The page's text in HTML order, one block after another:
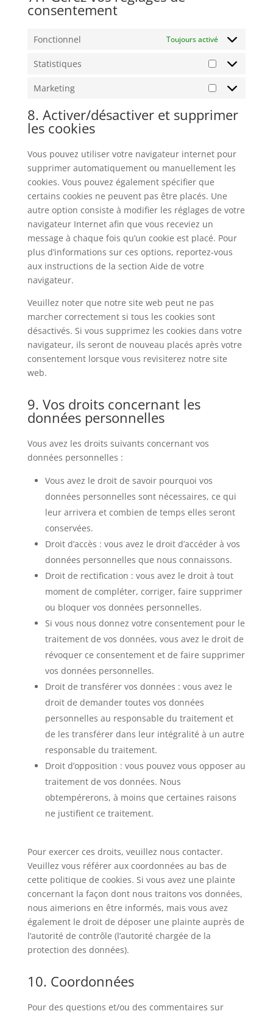
consentement
Fonctionnel Toujours activé
Statistiques
Marketing
8. Activer/désactiver et supprimer
les cookies
Vous pouvez utiliser votre navigateur internet pour
supprimer automatiquement ou manuellement les
cookies. Vous pouvez également spécifier que
certains cookies ne peuvent pas être placés. Une
autre option consiste à modifier les réglages de votre
navigateur Internet afin que vous receviez un
message à chaque fois qu’un cookie est placé. Pour
plus d’informations sur ces options, reportez-vous
aux instructions de la section Aide de votre
navigateur.
Veuillez noter que notre site web peut ne pas
marcher correctement si tous les cookies sont
désactivés. Si vous supprimez les cookies dans votre
navigateur, ils seront de nouveau placés après votre
consentement lorsque vous revisiterez notre site
web.
9. Vos droits concernant les
données personnelles
Vous avez les droits suivants concernant vos
données personnelles :
Vous avez le droit de savoir pourquoi vos
données personnelles sont nécessaires, ce qui
leur arrivera et combien de temps elles seront
conservées.
Droit d’accès : vous avez le droit d’accéder à vos
données personnelles que nous connaissons.
Droit de rectification : vous avez le droit à tout
moment de compléter, corriger, faire supprimer
ou bloquer vos données personnelles.
Si vous nous donnez votre consentement pour le
traitement de vos données, vous avez le droit de
révoquer ce consentement et de faire supprimer
vos données personnelles.
Droit de transférer vos données : vous avez le
droit de demander toutes vos données
personnelles au responsable du traitement et
de les transférer dans leur intégralité à un autre
responsable du traitement.
Droit d’opposition : vous pouvez vous opposer au
traitement de vos données. Nous
obtempérerons, à moins que certaines raisons
ne justifient ce traitement.
Pour exercer ces droits, veuillez nous contacter.
Veuillez vous référer aux coordonnées au bas de
cette politique de cookies. Si vous avez une plainte
concernant la façon dont nous traitons vos données,
nous aimerions en être informés, mais vous avez
également le droit de déposer une plainte auprès de
l’autorité de contrôle (l’autorité chargée de la
protection des données).
10. Coordonnées
Pour des questions et/ou des commentaires sur